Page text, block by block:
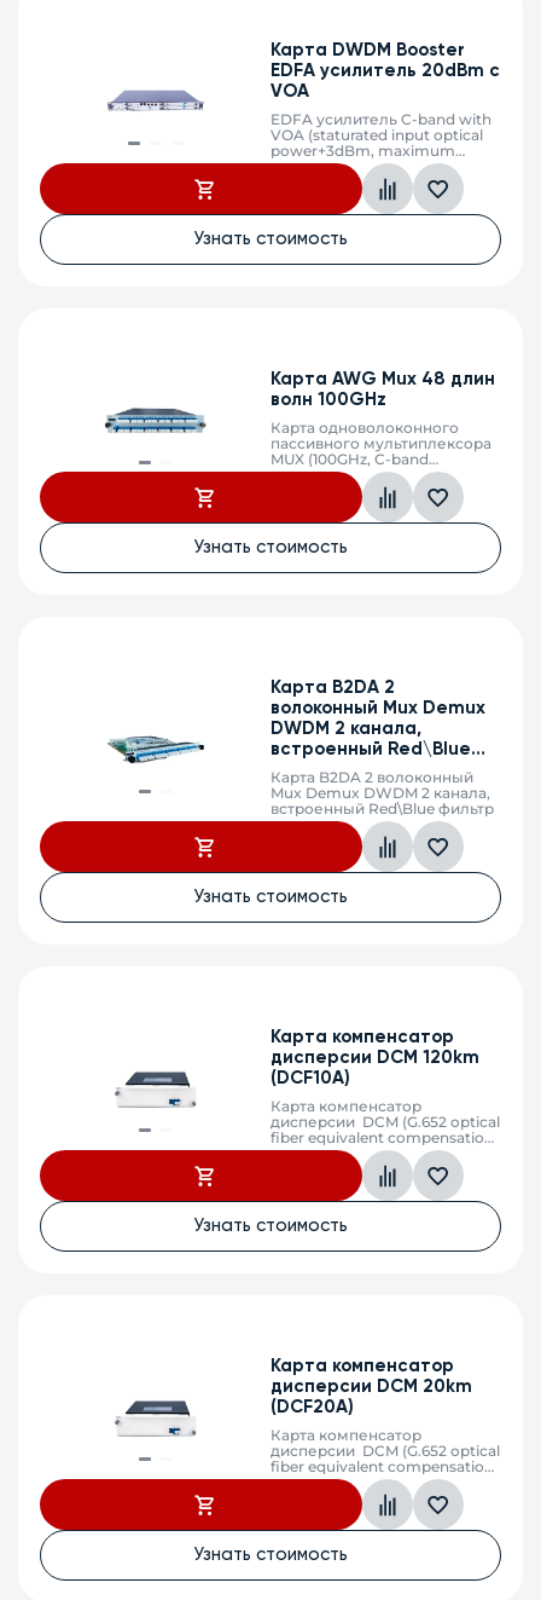
Карта DWDM Booster
EDFA усилитель 20dBm c
VOA
EDFA усилитель C-band with
VOA (staturated input optical
power+3dBm, maximum
output optical power+20dBm,
gain 17dB,LC)
Узнать стоимость
Карта AWG Mux 48 длин
волн 100GHz
Карта одноволоконного
пассивного мультиплексора
MUX (100GHz, C-band
48*lambdas,C15..C62, LC)
Узнать стоимость
Карта B2DA 2
волоконный Mux Demux
DWDM 2 канала,
встроенный Red\Blue
фильтр
Карта B2DA 2 волоконный
Mux Demux DWDM 2 канала,
встроенный Red\Blue фильтр
Узнать стоимость
Карта компенсатор
дисперсии DCM 120km
(DCF10A)
Карта компенсатор
дисперсии DCM (G.652 optical
fiber equivalent compensation
120km)
Узнать стоимость
Карта компенсатор
дисперсии DCM 20km
(DCF20A)
Карта компенсатор
дисперсии DCM (G.652 optical
fiber equivalent compensation
20km)
Узнать стоимость